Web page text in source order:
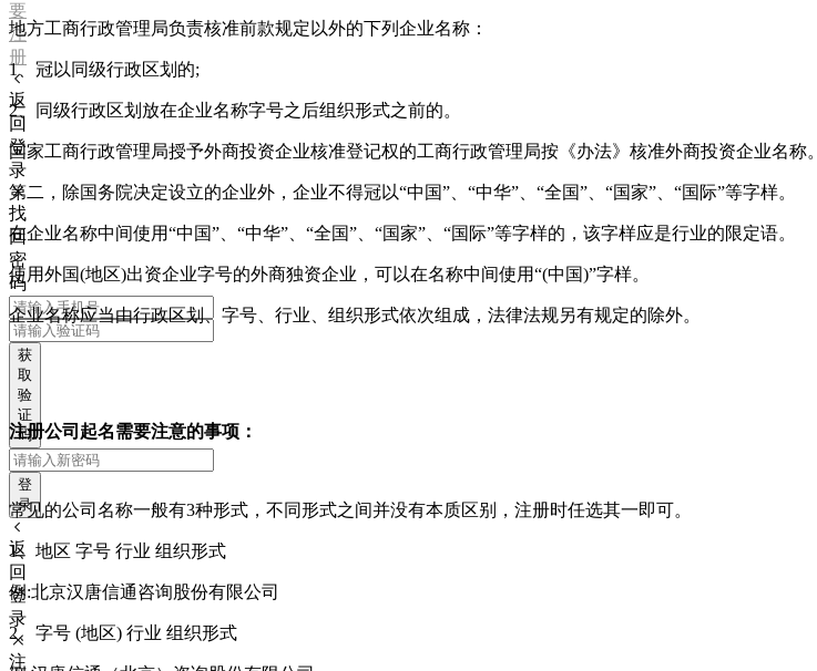
要
注
册
返
回
登
录
找
回
密
码
获
取
验
证
码
登
录
返
回
登
录
注
地方工商行政管理局负责核准前款规定以外的下列企业名称：
1、冠以同级行政区划的;
2、同级行政区划放在企业名称字号之后组织形式之前的。
国家工商行政管理局授予外商投资企业核准登记权的工商行政管理局按《办法》核准外商投资企业名称。
第二，除国务院决定设立的企业外，企业不得冠以“中国”、“中华”、“全国”、“国家”、“国际”等字样。
在企业名称中间使用“中国”、“中华”、“全国”、“国家”、“国际”等字样的，该字样应是行业的限定语。
使用外国(地区)出资企业字号的外商独资企业，可以在名称中间使用“(中国)”字样。
企业名称应当由行政区划、字号、行业、组织形式依次组成，法律法规另有规定的除外。
注册公司起名需要注意的事项：
常见的公司名称一般有3种形式，不同形式之间并没有本质区别，注册时任选其一即可。
1、地区 字号 行业 组织形式
例:北京汉唐信通咨询股份有限公司
2、字号 (地区) 行业 组织形式